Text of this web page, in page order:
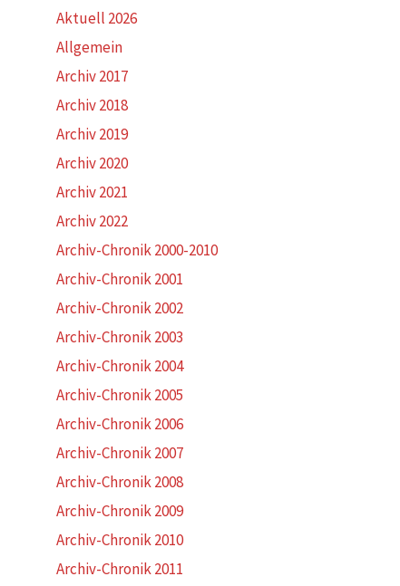
Aktuell 2026
Allgemein
Archiv 2017
Archiv 2018
Archiv 2019
Archiv 2020
Archiv 2021
Archiv 2022
Archiv-Chronik 2000-2010
Archiv-Chronik 2001
Archiv-Chronik 2002
Archiv-Chronik 2003
Archiv-Chronik 2004
Archiv-Chronik 2005
Archiv-Chronik 2006
Archiv-Chronik 2007
Archiv-Chronik 2008
Archiv-Chronik 2009
Archiv-Chronik 2010
Archiv-Chronik 2011